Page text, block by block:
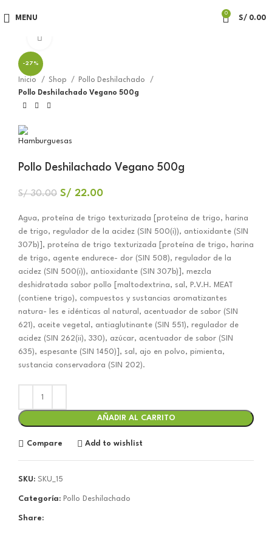
MENU
0
S/ 0.00
-27%
Inicio Shop
Pollo Deshilachado
Pollo Deshilachado Vegano 500g
Pollo Deshilachado Vegano 500g
S/30.00 S/ 22.00
Agua, proteína de trigo texturizada [proteína de trigo, harina
de trigo, regulador de la acidez (SIN 500(i)), antioxidante (SIN
307b)], proteína de trigo texturizada [proteína de trigo, harina
de trigo, agente endurece- dor (SIN 508), regulador de la
acidez (SIN 500(i)), antioxidante (SIN 307b)], mezcla
deshidratada sabor pollo [maltodextrina, sal, P.V.H. MEAT
(contiene trigo), compuestos y sustancias aromatizantes
natura- les e idénticas al natural, acentuador de sabor (SIN
621), aceite vegetal, antiaglutinante (SIN 551), regulador de
acidez (SIN 262(ii), 330), azúcar, acentuador de sabor (SIN
635), espesante (SIN 1450)], sal, ajo en polvo, pimienta,
sustancia conservadora (SIN 202).
AÑADIR AL CARRITO
Compare Add to wishlist
SKU: SKU_15
Categoría: Pollo Deshilachado
Share: